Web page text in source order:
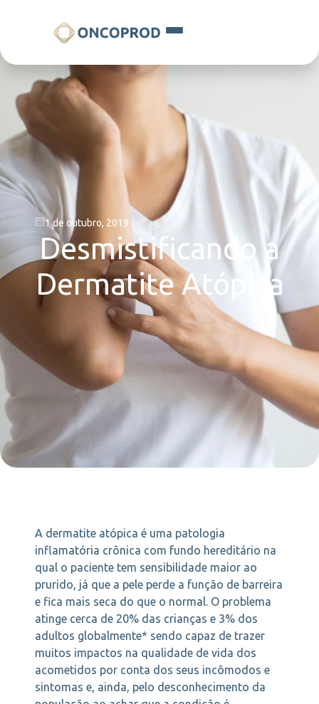
1 de outubro, 2019
Desmistificando a
Dermatite Atópica
A dermatite atópica é uma patologia
inflamatória crônica com fundo hereditário na
qual o paciente tem sensibilidade maior ao
prurido, já que a pele perde a função de barreira
e fica mais seca do que o normal. O problema
atinge cerca de 20% das crianças e 3% dos
adultos globalmente* sendo capaz de trazer
muitos impactos na qualidade de vida dos
acometidos por conta dos seus incômodos e
sintomas e, ainda, pelo desconhecimento da